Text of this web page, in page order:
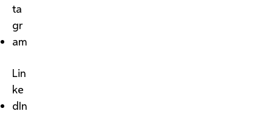
ta
gr
am
Lin
ke
dIn